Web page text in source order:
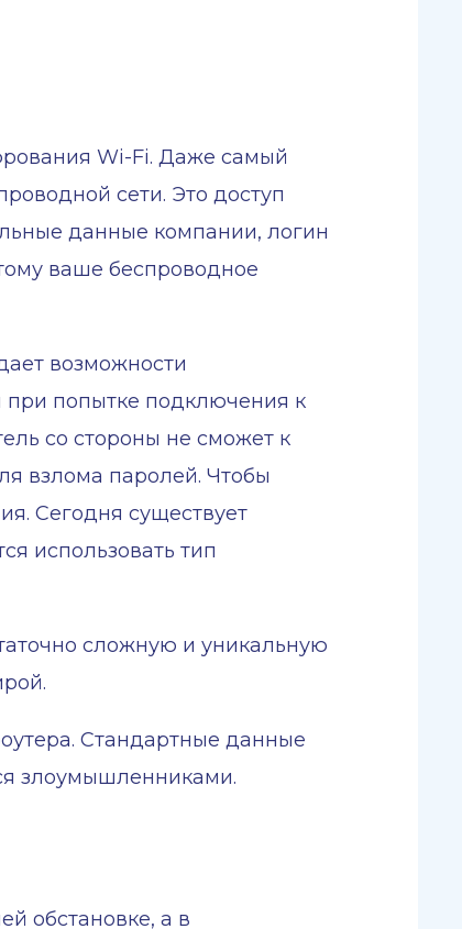
Wi-Fi. Даже самый
сети. Это доступ
данные компании, логин
ваше беспроводное
возможности
при попытке подключения к
со стороны не сможет к
взлома паролей. Чтобы
Сегодня существует
использовать тип
сложную и уникальную
Стандартные данные
злоумышленниками.
обстановке, а в